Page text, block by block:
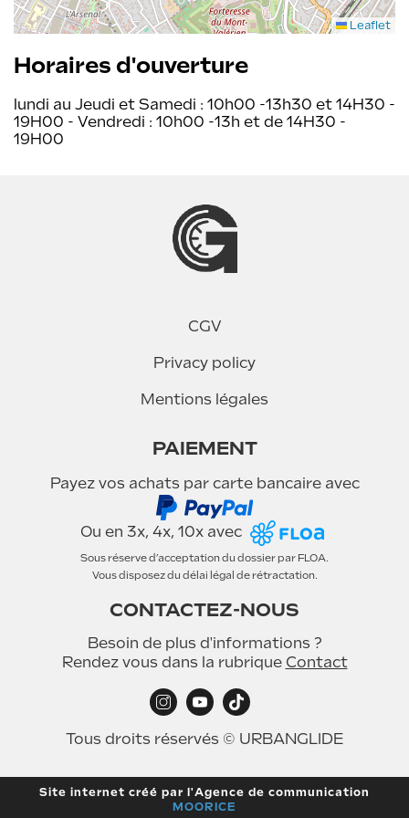
Leaflet
Horaires d'ouverture
lundi au Jeudi et Samedi : 10h00 -13h30 et 14H30 -
19H00 - Vendredi : 10h00 -13h et de 14H30 -
19H00
CGV
Privacy policy
Mentions légales
PAIEMENT
Payez vos achats par carte bancaire avec
Ou en 3x, 4x, 10x avec
Sous réserve d’acceptation du dossier par FLOA.
Vous disposez du délai légal de rétractation.
CONTACTEZ-NOUS
Besoin de plus d'informations ?
Rendez vous dans la rubrique Contact
Tous droits réservés © URBANGLIDE
Site internet créé par l'Agence de communication
MOORICE